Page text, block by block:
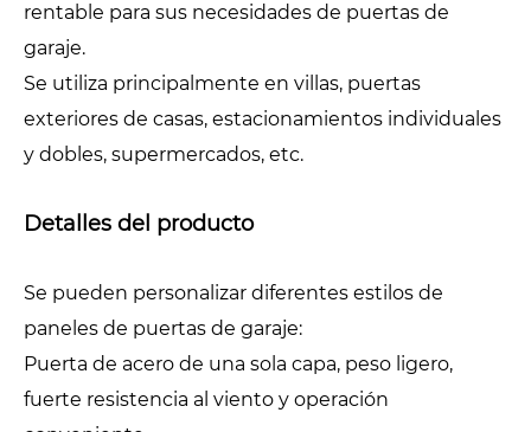
rentable para sus necesidades de puertas de
garaje.
Se utiliza principalmente en villas, puertas
exteriores de casas, estacionamientos individuales
y dobles, supermercados, etc.
Detalles del producto
Se pueden personalizar diferentes estilos de
paneles de puertas de garaje:
Puerta de acero de una sola capa, peso ligero,
fuerte resistencia al viento y operación